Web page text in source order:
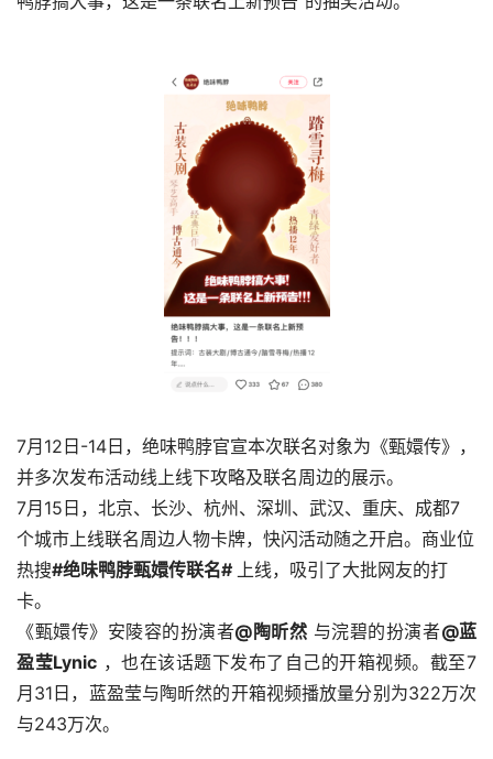
7月12日-14日，绝味鸭脖官宣本次联名对象为《甄嬛传》，
并多次发布活动线上线下攻略及联名周边的展示。
7月15日，北京、长沙、杭州、深圳、武汉、重庆、成都7
个城市上线联名周边人物卡牌，快闪活动随之开启。商业位
热搜#绝味鸭脖甄嬛传联名# 上线，吸引了大批网友的打
卡。
《甄嬛传》安陵容的扮演者@陶昕然 与浣碧的扮演者@蓝
盈莹Lynic ，也在该话题下发布了自己的开箱视频。截至7
月31日，蓝盈莹与陶昕然的开箱视频播放量分别为322万次
与243万次。